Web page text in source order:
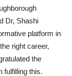
Dr, Shashi
platform in
right career,
the
fulfilling this.